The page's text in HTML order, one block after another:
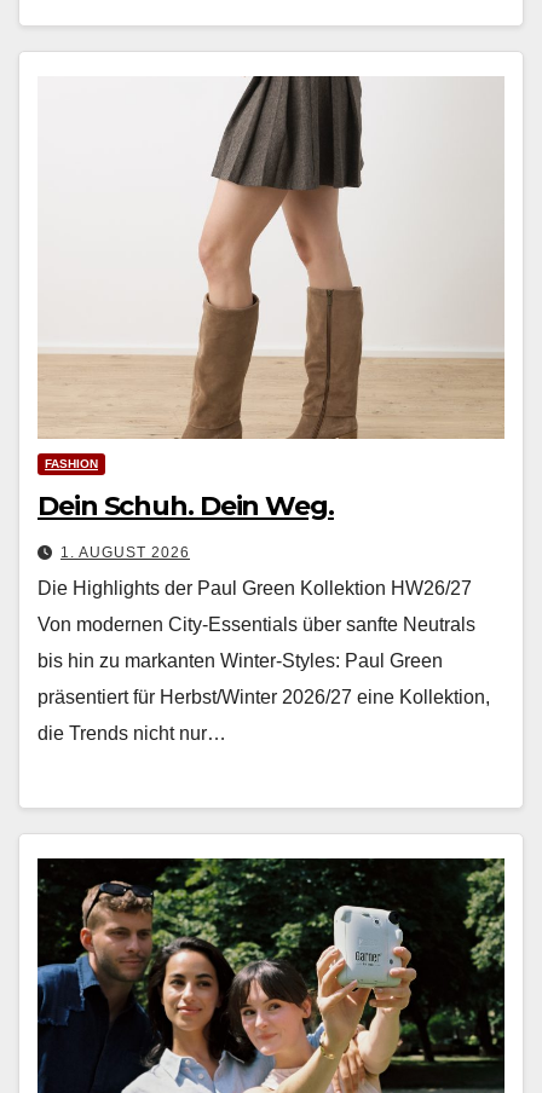
FASHION
Dein Schuh. Dein Weg.
1. AUGUST 2026
Die Highlights der Paul Green Kollektion HW26/27
Von mod­er­nen City-Essen­tials über san­fte Neu­trals
bis hin zu markan­ten Win­ter-Styles: Paul Green
präsen­tiert für Herbst/Winter 2026/27 eine Kollek­tion,
die Trends nicht nur…